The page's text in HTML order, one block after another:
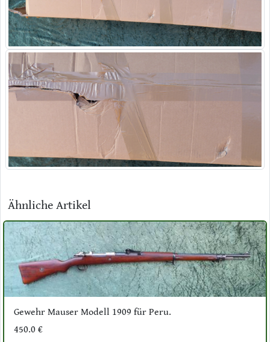
Ähnliche Artikel
Gewehr Mauser Modell 1909 für Peru.
450.0 €